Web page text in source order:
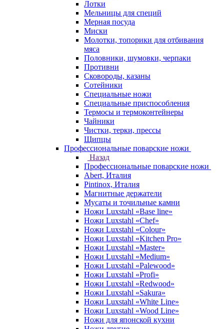
Лотки
Мельницы для специй
Мерная посуда
Миски
Молотки, топорики для отбивания
мяса
Половники, шумовки, черпаки
Противни
Сковороды, казаны
Сотейники
Специальные ножи
Специальные приспособления
Термосы и термоконтейнеры
Чайники
Чистки, терки, прессы
Щипцы
Профессиональные поварские ножи
Назад
Профессиональные поварские ножи
Abert, Италия
Pintinox, Италия
Магнитные держатели
Мусаты и точильные камни
Ножи Luxstahl «Base line»
Ножи Luxstahl «Chef»
Ножи Luxstahl «Colour»
Ножи Luxstahl «Kitchen Pro»
Ножи Luxstahl «Master»
Ножи Luxstahl «Medium»
Ножи Luxstahl «Palewood»
Ножи Luxstahl «Profi»
Ножи Luxstahl «Redwood»
Ножи Luxstahl «Sakura»
Ножи Luxstahl «White Line»
Ножи Luxstahl «Wood Line»
Ножи для японской кухни